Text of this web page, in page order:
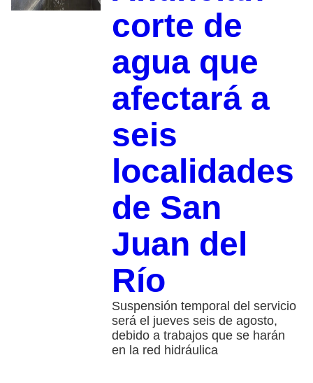
corte de
agua que
afectará a
seis
localidades
de San
Juan del
Río
Suspensión temporal del servicio
será el jueves seis de agosto,
debido a trabajos que se harán
en la red hidráulica